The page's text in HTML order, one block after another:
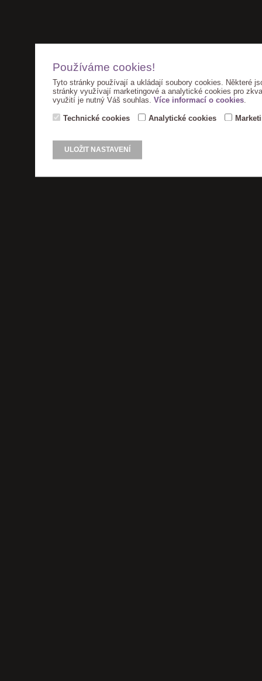
Používáme cookies!
Tyto stránky používají a ukládají soubory cookies. Některé
stránky využívají marketingové a analytické cookies pro
využití je nutný Váš souhlas. Více informací o cookies.
Technické cookies Analytické cookies
ULOŽIT NASTAVENÍ